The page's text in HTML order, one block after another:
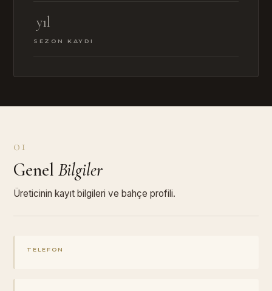
yıl
SEZON KAYDI
01
Genel Bilgiler
Üreticinin kayıt bilgileri ve bahçe profili.
TELEFON